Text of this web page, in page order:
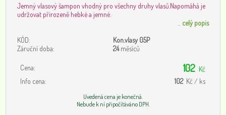
Jemný vlasový šampon vhodný pro všechny druhy vlasů.Napomáhá je
udržovat přirozeně hebké a jemné.
celý popis
KÓD:
Kon.vlasy 05P
Záruční doba:
24měsíců
Cena: 102 Kč
Info cena:
102 Kč / ks
Uvedená cena je konečná.
Nebude k ní připočítáváno DPH.